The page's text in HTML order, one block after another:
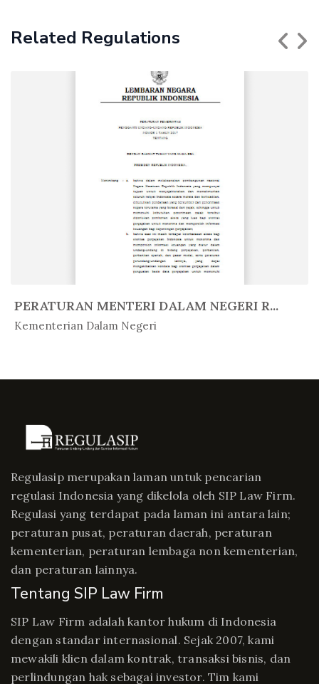
Related Regulations
PERATURAN MENTERI DALAM NEGERI R...
Kementerian Dalam Negeri
In Peratur...
Regulasip merupakan laman untuk pencarian
regulasi Indonesia yang dikelola oleh SIP Law Firm.
Regulasi yang terdapat pada laman ini antara lain;
peraturan pusat, peraturan daerah, peraturan
kementerian, peraturan lembaga non kementerian,
dan peraturan lainnya.
Tentang SIP Law Firm
SIP Law Firm adalah kantor hukum di Indonesia
dengan standar internasional. Sejak 2007, kami
mewakili klien dalam kontrak, transaksi bisnis, dan
perlindungan hak sebagai investor. Tim kami